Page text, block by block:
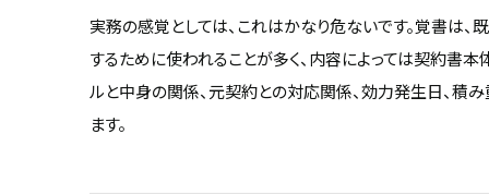
実務の感覚としては、これはかなり危ないです。覚書は
するために使われることが多く、内容によっては契約書本
ルと中身の関係、元契約との対応関係、効力発生日、積
ます。